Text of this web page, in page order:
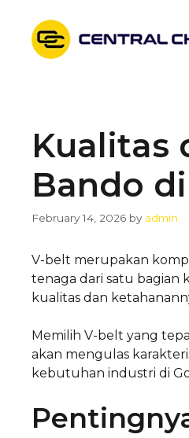
content
Kualitas
Bando
February 14, 2026 by admin
V-belt merupakan
tenaga dari satu bagian
kualitas dan
Memilih V-belt yang
akan mengulas
kebutuhan industri di